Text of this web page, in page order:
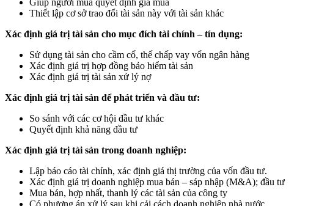
Giúp người mua quyết định giá mua
Thiết lập cơ sở trao đổi tài sản này với tài sản khác
Xác định giá trị tài sản cho mục đích tài chính – tín dụng:
Sử dụng tài sản cho cầm cố, thế chấp vay vốn ngân hàng
Xác định giá trị hợp đồng bảo hiểm tài sản
Xác định giá trị tài sản xử lý nợ
Xác định giá trị tài sản để phát triển và đầu tư:
So sánh với các cơ hội đầu tư khác
Quyết định khả năng đầu tư
Xác định giá trị tài sản trong doanh nghiệp:
Lập báo cáo tài chính, xác định giá thị trường của vốn đầu tư.
Xác định giá trị doanh nghiệp mua bán – sáp nhập (M&A); đầu tư
Mua bán, hợp nhất, thanh lý các tài sản của công ty